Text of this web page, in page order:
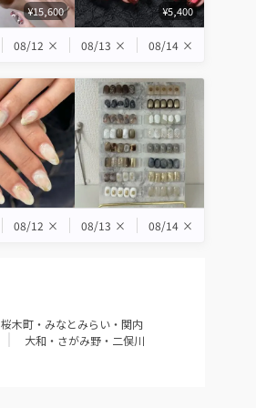
¥15,600 ¥5,400
08/12 × 08/13 × 08/14 ×
08/12 × 08/13 × 08/14 ×
桜木町・みなとみらい・関内
大和・さがみ野・二俣川